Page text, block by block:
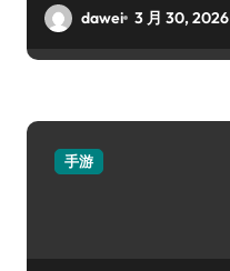
dawei 3 月 30, 2026
手游